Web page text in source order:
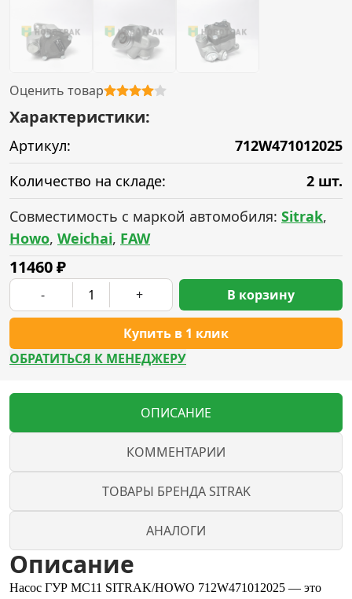
Оценить товар
Характеристики:
Артикул:
712W471012025
Количество на складе:
2 шт.
Совместимость с маркой автомобиля: Sitrak,
Howo, Weichai, FAW
11460₽
- +
Купить в 1 клик
В корзину
ОБРАТИТЬСЯ К МЕНЕДЖЕРУ
ОПИСАНИЕ
КОММЕНТАРИИ
ТОВАРЫ БРЕНДА SITRAK
АНАЛОГИ
Описание
Насос ГУР MC11 SITRAK/HOWO 712W471012025 — это